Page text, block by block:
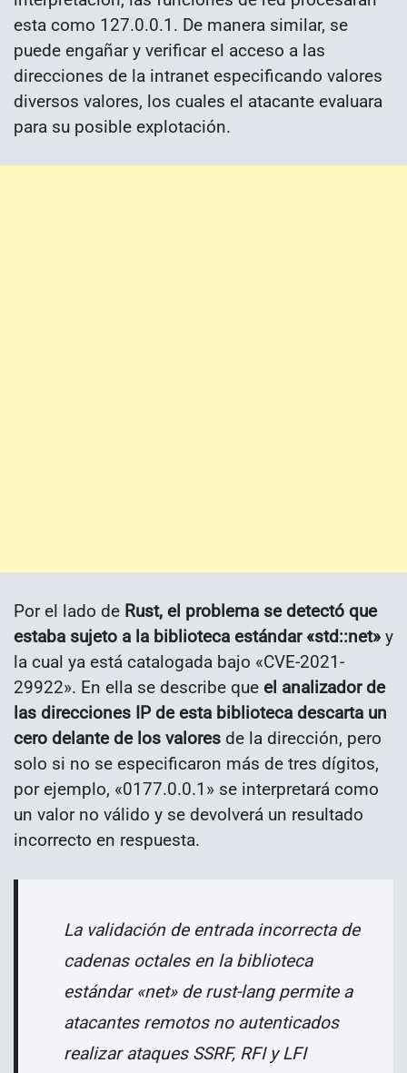
esta como 127.0.0.1. De manera similar, se
puede engañar y verificar el acceso a las
direcciones de la intranet especificando valores
diversos valores, los cuales el atacante evaluara
para su posible explotación.
Por el lado de Rust, el problema se detectó que
estaba sujeto a la biblioteca estándar «std::net» y
la cual ya está catalogada bajo «CVE-2021-
29922». En ella se describe que el analizador de
las direcciones IP de esta biblioteca descarta un
cero delante de los valores de la dirección, pero
solo si no se especificaron más de tres dígitos,
por ejemplo, «0177.0.0.1» se interpretará como
un valor no válido y se devolverá un resultado
incorrecto en respuesta.
La validación de entrada incorrecta de
cadenas octales en la biblioteca
estándar «net» de rust-lang permite a
atacantes remotos no autenticados
realizar ataques SSRF, RFI y LFI